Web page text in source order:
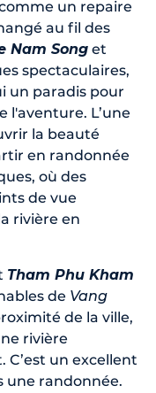
un repaire
au fil des
Nam Song et
spectaculaires,
un paradis pour
l'aventure. L’une
la beauté
en randonnée
où des
de vue
rivière en
Tham Phu Kham
de Vang
de la ville,
rivière
un excellent
une randonnée.